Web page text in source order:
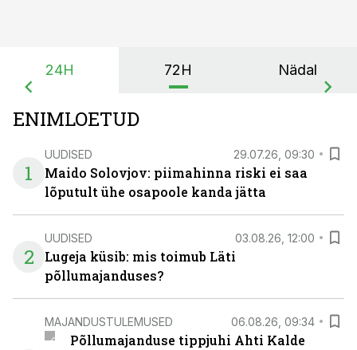
24H 72H Nädal
ENIMLOETUD
1
UUDISED 29.07.26, 09:30
Maido Solovjov: piimahinna riski ei saa
lõputult ühe osapoole kanda jätta
2
UUDISED 03.08.26, 12:00
Lugeja küsib: mis toimub Läti
põllumajanduses?
MAJANDUSTULEMUSED 06.08.26, 09:34
Põllumajanduse tippjuhi Ahti Kalde